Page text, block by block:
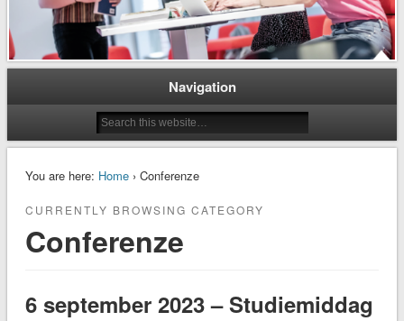
Navigation
You are here: Home› Conferenze
CURRENTLY BROWSING CATEGORY
Conferenze
6 september 2023 – Studiemiddag